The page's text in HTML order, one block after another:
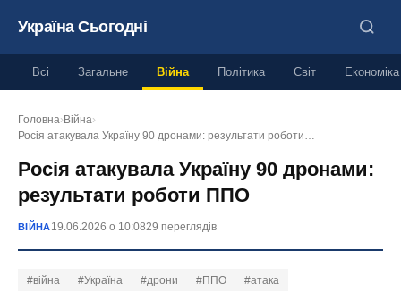
Україна Сьогодні
Всі Загальне Війна Політика Світ Економіка
Головна› Війна›
Росія атакувала Україну 90 дронами: результати роботи…
Росія атакувала Україну 90 дронами:
результати роботи ППО
ВІЙНА19.06.2026 о 10:0829 переглядів
#війна #Україна #дрони #ППО #атака